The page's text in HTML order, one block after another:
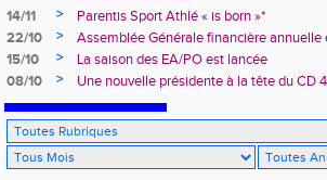
14/11
>
Parentis Sport Athlé « is born »*
22/10
>
Assemblée Générale financière
des Landes d’Athlétisme
15/10 >
La saison des EA/PO est lancée
08/10
> Une nouvelle présidente à la tête du CD